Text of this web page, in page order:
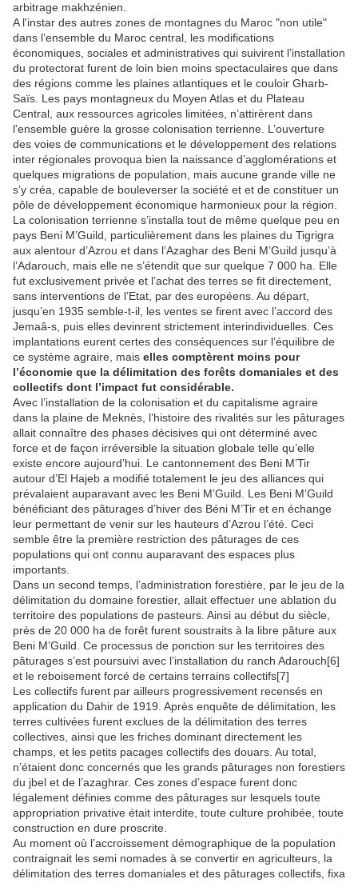
arbitrage makhzénien.
A l'instar des autres zones de montagnes du Maroc "non utile"
dans l’ensemble du Maroc central, les modifications
économiques, sociales et administratives qui suivirent l’installation
du protectorat furent de loin bien moins spectaculaires que dans
des régions comme les plaines atlantiques et le couloir Gharb-
Saïs. Les pays montagneux du Moyen Atlas et du Plateau
Central, aux ressources agricoles limitées, n’attirèrent dans
l'ensemble guère la grosse colonisation terrienne. L’ouverture
des voies de communications et le développement des relations
inter régionales provoqua bien la naissance d’agglomérations et
quelques migrations de population, mais aucune grande ville ne
s’y créa, capable de bouleverser la société et et de constituer un
pôle de développement économique harmonieux pour la région.
La colonisation terrienne s’installa tout de même quelque peu en
pays Beni M’Guild, particulièrement dans les plaines du Tigrigra
aux alentour d’Azrou et dans l’Azaghar des Beni M’Guild jusqu’à
l’Adarouch, mais elle ne s’étendit que sur quelque 7 000 ha. Elle
fut exclusivement privée et l’achat des terres se fit directement,
sans interventions de l’Etat, par des européens. Au départ,
jusqu’en 1935 semble-t-il, les ventes se firent avec l’accord des
Jemaâ-s, puis elles devinrent strictement interindividuelles. Ces
implantations eurent certes des conséquences sur l’équilibre de
ce système agraire, mais elles comptèrent moins pour
l’économie que la délimitation des forêts domaniales et des
collectifs dont l’impact fut considérable.
Avec l’installation de la colonisation et du capitalisme agraire
dans la plaine de Meknès, l’histoire des rivalités sur les pâturages
allait connaître des phases décisives qui ont déterminé avec
force et de façon irréversible la situation globale telle qu’elle
existe encore aujourd’hui. Le cantonnement des Beni M’Tir
autour d’El Hajeb a modifié totalement le jeu des alliances qui
prévalaient auparavant avec les Beni M’Guild. Les Beni M’Guild
bénéficiant des pâturages d’hiver des Béni M’Tir et en échange
leur permettant de venir sur les hauteurs d’Azrou l’été. Ceci
semble être la première restriction des pâturages de ces
populations qui ont connu auparavant des espaces plus
importants.
Dans un second temps, l’administration forestière, par le jeu de la
délimitation du domaine forestier, allait effectuer une ablation du
territoire des populations de pasteurs. Ainsi au début du siècle,
près de 20 000 ha de forêt furent soustraits à la libre pâture aux
Beni M’Guild. Ce processus de ponction sur les territoires des
pâturages s’est poursuivi avec l’installation du ranch Adarouch[6]
et le reboisement forcé de certains terrains collectifs[7]
Les collectifs furent par ailleurs progressivement recensés en
application du Dahir de 1919. Après enquête de délimitation, les
terres cultivées furent exclues de la délimitation des terres
collectives, ainsi que les friches dominant directement les
champs, et les petits pacages collectifs des douars. Au total,
n’étaient donc concernés que les grands pâturages non forestiers
du jbel et de l’azaghrar. Ces zones d’espace furent donc
légalement définies comme des pâturages sur lesquels toute
appropriation privative était interdite, toute culture prohibée, toute
construction en dure proscrite.
Au moment où l’accroissement démographique de la population
contraignait les semi nomades à se convertir en agriculteurs, la
délimitation des terres domaniales et des pâturages collectifs, fixa